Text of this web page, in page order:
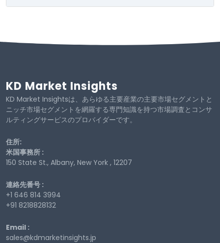
KD Market Insights
KD Market Insightsは、あらゆる主要産業の主要市場セグメントと
ニッチ市場セグメントを網羅する専門知識を持つ市場調査とコンサ
ルティングサービスのプロバイダーです。
住所:
米国事務所 :
150 State St., Albany, New York , 12207
連絡先番号 :
+1 646 814 3994
+91 8218828132
Email :
sales@kdmarketinsights.jp